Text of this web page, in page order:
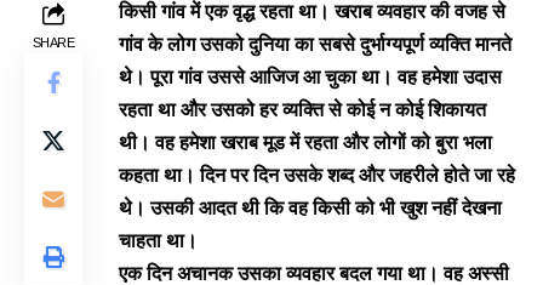
SHARE
किसी गांव में एक वृद्ध रहता था। खराब व्यवहार की वजह से
गांव के लोग उसको दुनिया का सबसे दुर्भाग्यपूर्ण व्यक्ति मानते
थे। पूरा गांव उससे आजिज आ चुका था। वह हमेशा उदास
रहता था और उसको हर व्यक्ति से कोई न कोई शिकायत
थी। वह हमेशा खराब मूड में रहता और लोगों को बुरा भला
कहता था। दिन पर दिन उसके शब्द और जहरीले होते जा रहे
थे। उसकी आदत थी कि वह किसी को भी खुश नहीं देखना
चाहता था।
एक दिन अचानक उसका व्यवहार बदल गया था। वह अस्सी